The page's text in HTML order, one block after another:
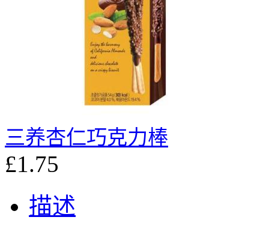
三养杏仁巧克力棒
£1.75
描述